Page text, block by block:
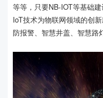
等等，只要NB-IOT等基础
IoT技术为物联网领域的创
防报警、智慧井盖、智慧路